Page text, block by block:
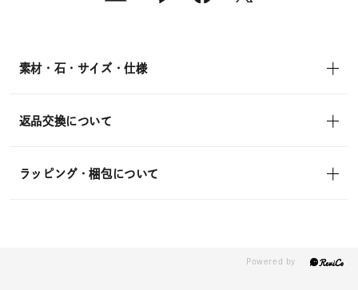
素材・石・サイズ・仕様
返品交換について
ラッピング・梱包について